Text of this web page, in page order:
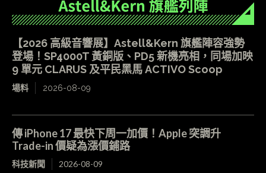
【2026 高級音響展】Astell&Kern 旗艦陣容強勢
登場！SP4000T 黃銅版、PD5 新機亮相，同場加映
9 單元 CLARUS 及平民黑馬 ACTIVO Scoop
場料 2026-08-09
傳 iPhone 17 最快下周一加價！Apple 突調升
Trade-in 價疑為漲價鋪路
科技新聞 2026-08-09